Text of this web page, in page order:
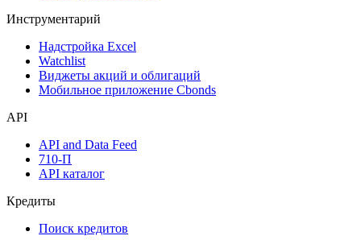
Инструментарий
Надстройка Excel
Watchlist
Виджеты акций и облигаций
Мобильное приложение Cbonds
API
API and Data Feed
710-П
API каталог
Кредиты
Поиск кредитов